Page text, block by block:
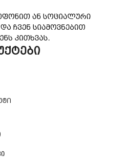
ან სოციალური
ჩვენ სიამოვნებით
კითხვას.